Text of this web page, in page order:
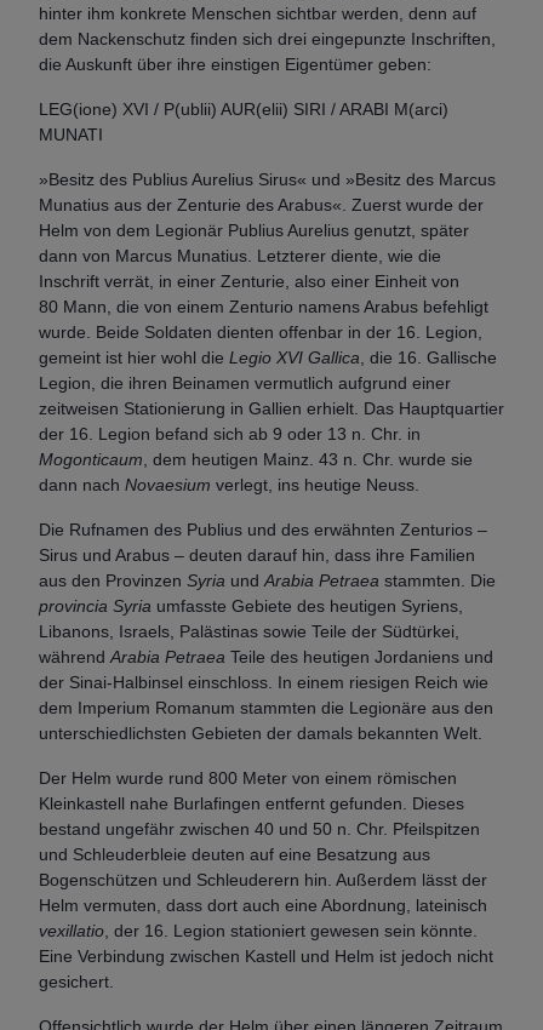
hinter ihm konkrete Menschen sichtbar werden, denn auf
dem Nackenschutz finden sich drei eingepunzte Inschriften,
die Auskunft über ihre einstigen Eigentümer geben:
LEG(ione) XVI / P(ublii) AUR(elii) SIRI / ARABI M(arci)
MUNATI
»Besitz des Publius Aurelius Sirus« und »Besitz des Marcus
Munatius aus der Zenturie des Arabus«. Zuerst wurde der
Helm von dem Legionär Publius Aurelius genutzt, später
dann von Marcus Munatius. Letzterer diente, wie die
Inschrift verrät, in einer Zenturie, also einer Einheit von
80 Mann, die von einem Zenturio namens Arabus befehligt
wurde. Beide Soldaten dienten offenbar in der 16. Legion,
gemeint ist hier wohl die Legio XVI Gallica , die 16. Gallische
Legion, die ihren Beinamen vermutlich aufgrund einer
zeitweisen Stationierung in Gallien erhielt. Das Hauptquartier
der 16. Legion befand sich ab 9 oder 13 n. Chr. in
Mogonticaum , dem heutigen Mainz. 43 n. Chr. wurde sie
dann nach Novaesium verlegt, ins heutige Neuss.
Die Rufnamen des Publius und des erwähnten Zenturios –
Sirus und Arabus – deuten darauf hin, dass ihre Familien
aus den Provinzen Syria und Arabia Petraea stammten. Die
provincia Syria umfasste Gebiete des heutigen Syriens,
Libanons, Israels, Palästinas sowie Teile der Südtürkei,
während Arabia Petraea Teile des heutigen Jordaniens und
der Sinai-Halbinsel einschloss. In einem riesigen Reich wie
dem Imperium Romanum stammten die Legionäre aus den
unterschiedlichsten Gebieten der damals bekannten Welt.
Der Helm wurde rund 800 Meter von einem römischen
Kleinkastell nahe Burlafingen entfernt gefunden. Dieses
bestand ungefähr zwischen 40 und 50 n. Chr. Pfeilspitzen
und Schleuderbleie deuten auf eine Besatzung aus
Bogenschützen und Schleuderern hin. Außerdem lässt der
Helm vermuten, dass dort auch eine Abordnung, lateinisch
vexillatio , der 16. Legion stationiert gewesen sein könnte.
Eine Verbindung zwischen Kastell und Helm ist jedoch nicht
gesichert.